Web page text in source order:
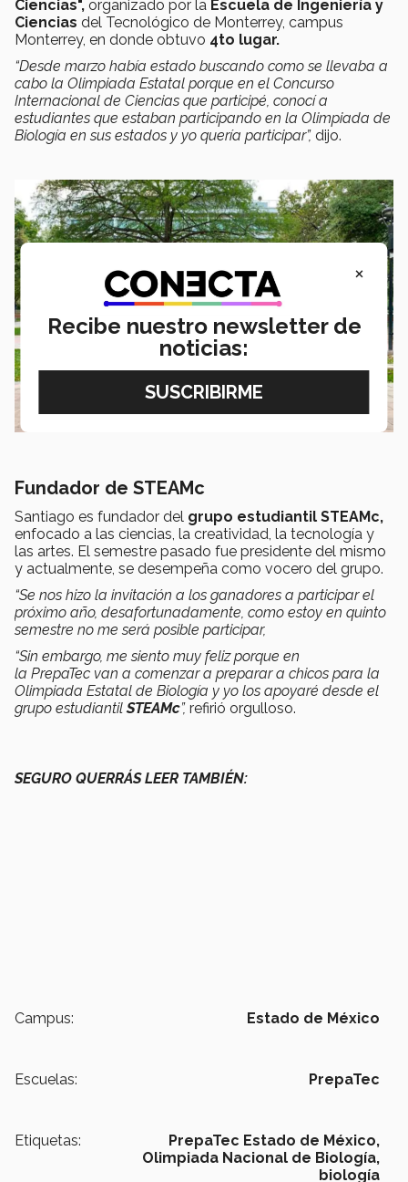
Ciencias", organizado por la Escuela de Ingeniería y
Ciencias del Tecnológico de Monterrey, campus
Monterrey, en donde obtuvo 4to lugar.
“Desde marzo había estado buscando como se llevaba a
cabo la Olimpiada Estatal porque en el Concurso
Internacional de Ciencias que participé, conocí a
estudiantes que estaban participando en la Olimpiada de
Biología en sus estados y yo quería participar”, dijo.
Fundador de STEAMc
Santiago es fundador del grupo estudiantil STEAMc,
enfocado a las ciencias, la creatividad, la tecnología y
las artes. El semestre pasado fue presidente del mismo
y actualmente, se desempeña como vocero del grupo.
“Se nos hizo la invitación a los ganadores a participar el
próximo año, desafortunadamente, como estoy en quinto
semestre no me será posible participar,
“Sin embargo, me siento muy feliz porque en
la PrepaTec van a comenzar a preparar a chicos para la
Olimpiada Estatal de Biología y yo los apoyaré desde el
grupo estudiantilSTEAMc”, refirió orgulloso.
SEGURO QUERRÁS LEER TAMBIÉN:
Campus: Estado de México
Escuelas: PrepaTec
Etiquetas:
PrepaTec Estado de México,
Olimpiada Nacional de Biología,
biología
×
Recibe nuestro newsletter de
noticias: